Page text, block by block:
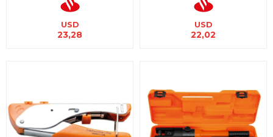
USD
23,28
USD
22,02